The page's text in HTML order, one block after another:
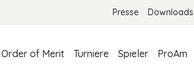
Presse Downloads
Order of Merit Turniere Spieler ProAm